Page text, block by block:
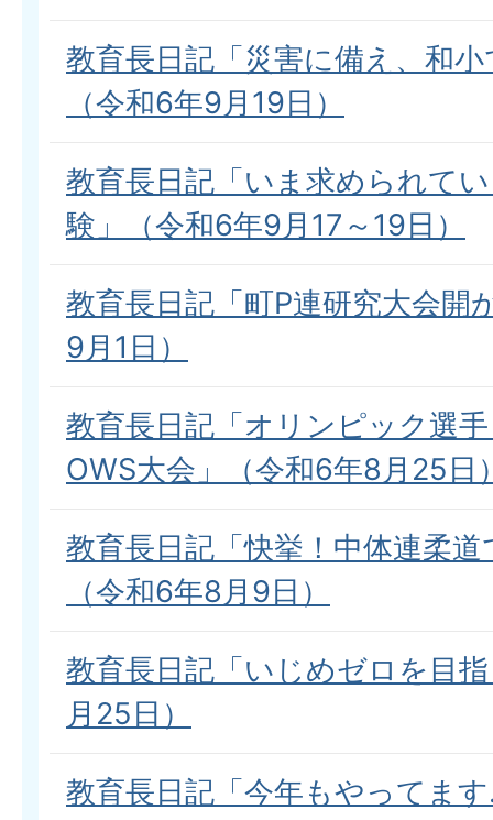
教育長日記「災害に備え、和
（令和6年9月19日）
教育長日記「いま求められて
験」（令和6年9月17～19日）
教育長日記「町P連研究大会開
9月1日）
教育長日記「オリンピック選
OWS大会」（令和6年8月25日
教育長日記「快挙！中体連柔
（令和6年8月9日）
教育長日記「いじめゼロを目
月25日）
教育長日記「今年もやってま